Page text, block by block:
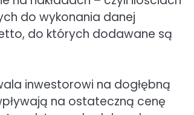
do wykonania danej
do których dodawane są
inwestorowi na dogłębną
na ostateczną cenę